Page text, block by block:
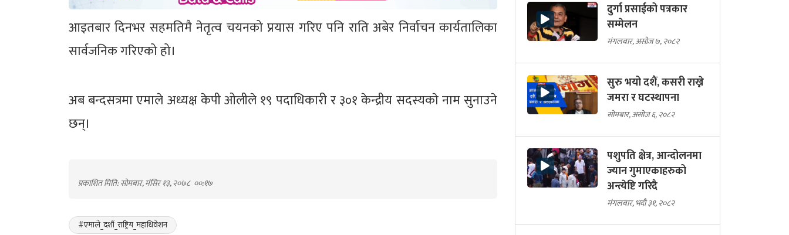
आइतबार दिनभर सहमतिमै नेतृत्व चयनको प्रयास गरिए पनि राति अबेर निर्वाचन कार्यतालिका
सार्वजनिक गरिएको हो।
अब बन्दसत्रमा एमाले अध्यक्ष केपी ओलीले १९ पदाधिकारी र ३०१ केन्द्रीय सदस्यकाे नाम सुनाउने
छन्।
प्रकाशित मिति: सोमबार, मंसिर १३, २०७८ ००:१७
#एमाले_दशौं_राष्ट्रिय_महाधिवेशन
दुर्गा प्रसाईको पत्रकार
सम्मेलन
मंगलबार, असोज ७, २०८२
सुरु भयो दशैं, कसरी राख्ने
जमरा र घटस्थापना
सोमबार, असोज ६, २०८२
पशुपति क्षेत्र, आन्दोलनमा
ज्यान गुमाएकाहरुको
अन्त्येष्टि गरिदै
मंगलबार, भदौ ३१, २०८२